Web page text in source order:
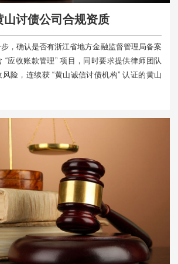
山讨债公司合规资质
，确认是否有浙江省地方金融监督管理局备案
“应收账款管理” 项目，同时要求提供律师团队
险，连续获 “黄山诚信讨债机构” 认证的黄山